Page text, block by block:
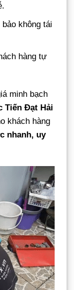
bảo không tái
hàng tự
minh bạch
Tiến Đạt Hải
khách hàng
nhanh, uy